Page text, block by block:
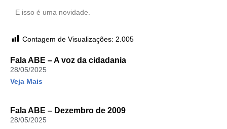
E isso é uma novidade.
Contagem de Visualizações: 2.005
Fala ABE – A voz da cidadania
28/05/2025
Veja Mais
Fala ABE – Dezembro de 2009
28/05/2025